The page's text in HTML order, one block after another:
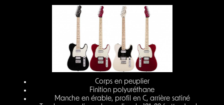
Corps en peuplier
Finition polyuréthane
Manche en érable, profil en C, arrière satiné